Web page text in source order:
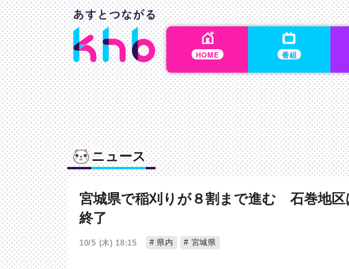
HOME 番組
ニュース
宮城県で稲刈りが８割まで進む 石巻地区
終了
10/5 (木) 18:15 県内 宮城県